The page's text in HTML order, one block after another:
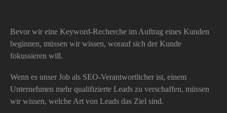
Bevor wir eine Keyword-Recherche im Auftrag eines Kunden
beginnen, müssen wir wissen, worauf sich der Kunde
fokussieren will.
Wenn es unser Job als SEO-Verantwortlicher ist, einem
Unternehmen mehr qualifizierte Leads zu verschaffen, müssen
wir wissen, welche Art von Leads das Ziel sind.